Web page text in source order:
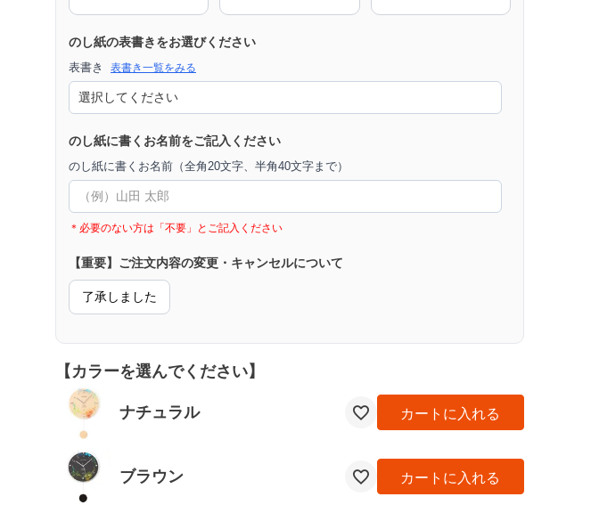
のし紙の表書きをお選びください
表書き 表書き一覧をみる
のし紙に書くお名前をご記入ください
のし紙に書くお名前（全角20文字、半角40文字まで）
＊必要のない方は「不要」とご記入ください
【重要】ご注文内容の変更・キャンセルについて
了承しました
【カラーを選んでください】
ナチュラル カートに入れる
ブラウン カートに入れる